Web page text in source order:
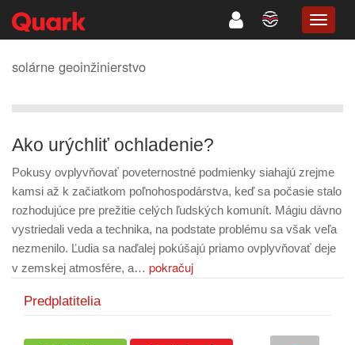
solárne geoinžinierstvo
Ako urýchliť ochladenie?
Pokusy ovplyvňovať poveternostné podmienky siahajú zrejme
kamsi až k začiatkom poľnohospodárstva, keď sa počasie stalo
rozhodujúce pre prežitie celých ľudských komunít. Mágiu dávno
vystriedali veda a technika, na podstate problému sa však veľa
nezmenilo. Ľudia sa naďalej pokúšajú priamo ovplyvňovať deje
v zemskej atmosfére, a… pokračuj
Predplatitelia